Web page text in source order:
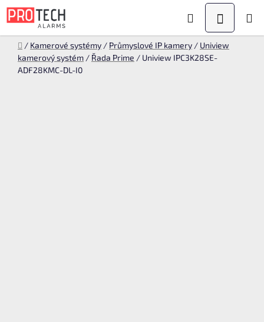
Přejít
na
Hledat
KOŠÍK
Domů
/ Kamerové systémy / Průmyslové IP kamery / Uniview
kamerový systém / Řada Prime / Uniview IPC3K28SE-
ADF28KMC-DL-I0